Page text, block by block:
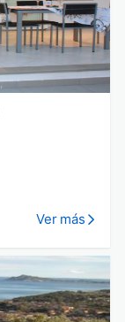
Ver más